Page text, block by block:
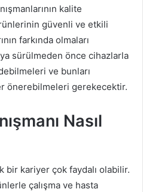
kalite
güvenli ve etkili
farkında olmaları
sürülmeden önce cihazlarla
ve bunları
önerebilmeleri gerekecektir.
Nasıl
bir kariyer çok faydalı olabilir.
çalışma ve hasta